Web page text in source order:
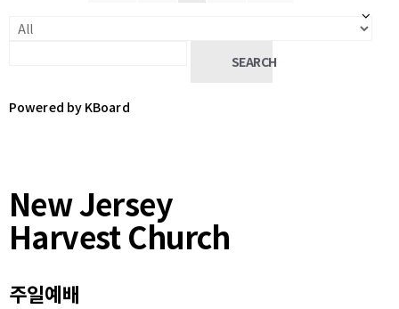
SEARCH
Powered by KBoard
New Jersey
Harvest Church
주일예배